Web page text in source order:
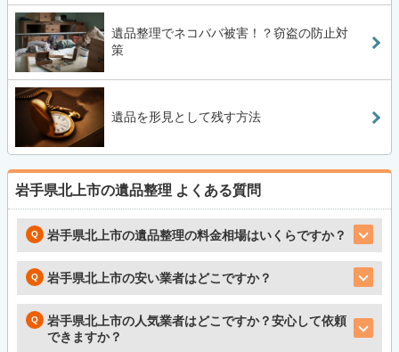
遺品整理でネコババ被害！？窃盗の防止対
策
遺品を形見として残す方法
岩手県北上市の遺品整理 よくある質問
岩手県北上市の遺品整理の料金相場はいくらですか？
岩手県北上市の安い業者はどこですか？
岩手県北上市の人気業者はどこですか？安心して依頼
できますか？